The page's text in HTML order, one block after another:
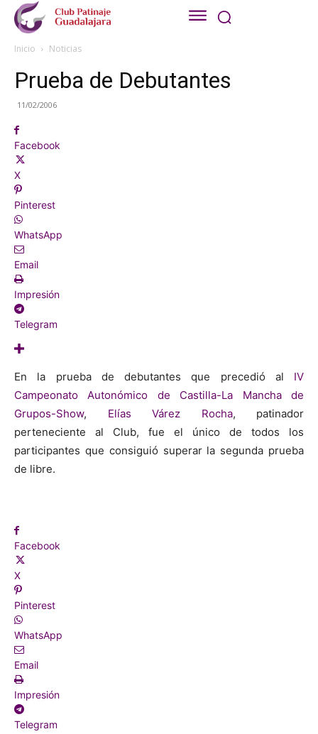
Inicio Noticias
Prueba de Debutantes
11/02/2006
Facebook
X
Pinterest
WhatsApp
Email
Impresión
Telegram
En la prueba de debutantes que precedió al IV
Campeonato Autonómico de Castilla-La Mancha de
Grupos-Show, Elías Várez Rocha, patinador
perteneciente al Club, fue el único de todos los
participantes que consiguió superar la segunda prueba
de libre.
Facebook
X
Pinterest
WhatsApp
Email
Impresión
Telegram